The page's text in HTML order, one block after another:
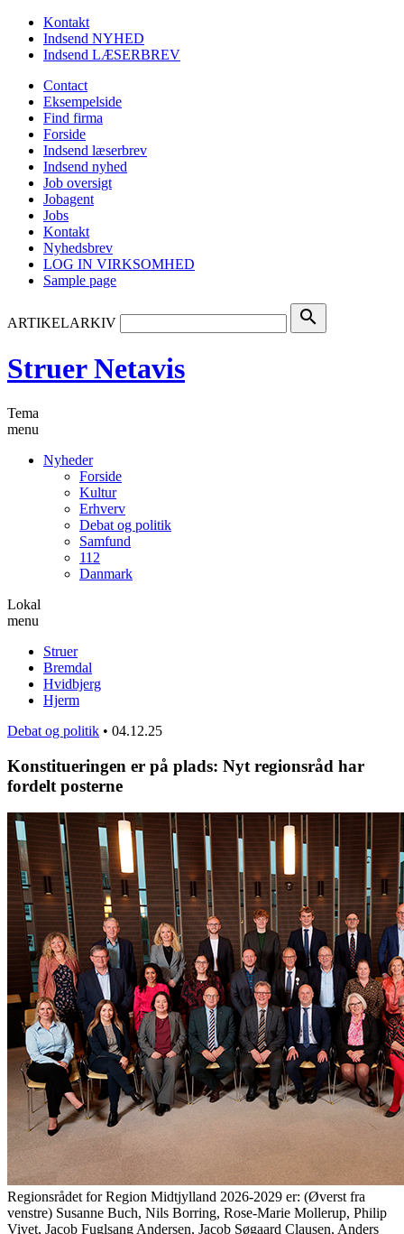
Kontakt
Indsend NYHED
Indsend LÆSERBREV
Contact
Eksempelside
Find firma
Forside
Indsend læserbrev
Indsend nyhed
Job oversigt
Jobagent
Jobs
Kontakt
Nyhedsbrev
LOG IN VIRKSOMHED
Sample page
ARTIKELARKIV search
Struer Netavis
Tema
menu
Nyheder
Forside
Kultur
Erhverv
Debat og politik
Samfund
112
Danmark
Lokal
menu
Struer
Bremdal
Hvidbjerg
Hjerm
Debat og politik • 04.12.25
Konstitueringen er på plads: Nyt regionsråd har
fordelt posterne
Regionsrådet for Region Midtjylland 2026-2029 er: (Øverst fra
venstre) Susanne Buch, Nils Borring, Rose-Marie Mollerup, Philip
Vivet, Jacob Fuglsang Andersen, Jacob Søgaard Clausen, Anders